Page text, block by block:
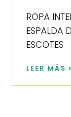
ROPA
ESPALDA
ESCOTES
LEER MÁS